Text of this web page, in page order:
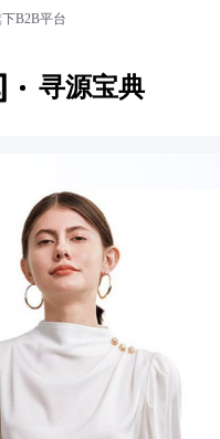
B2B平台
寻源宝典